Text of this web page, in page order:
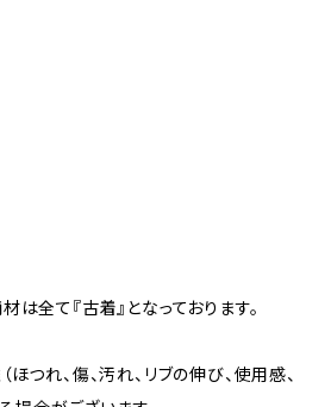
は全て『古着』となっております。
つれ、傷、汚れ、リブの伸び、使用感、